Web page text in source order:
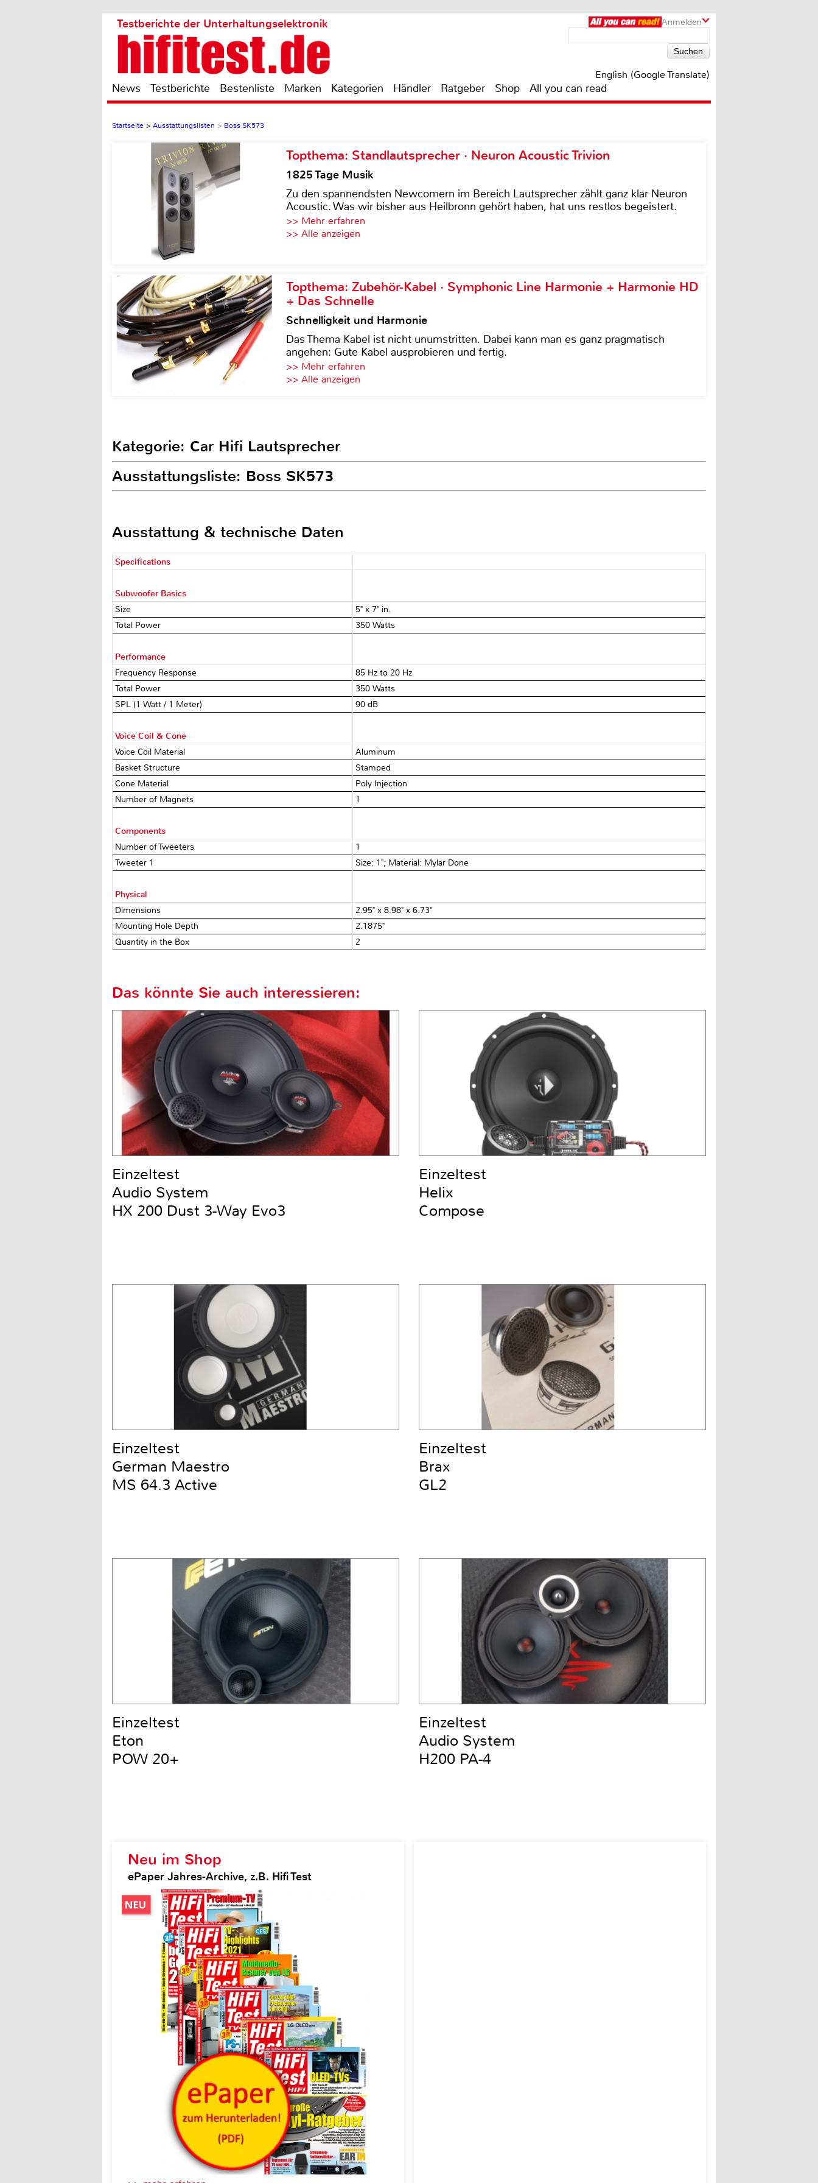
Anmelden
Testberichte der Unterhaltungselektronik
English (Google Translate)
News Testberichte Bestenliste Marken Kategorien Händler Ratgeber Shop All you can read
Startseite > Ausstattungslisten > Boss SK573
Topthema: Standlautsprecher · Neuron Acoustic Trivion
1825 Tage Musik
Zu den spannendsten Newcomern im Bereich Lautsprecher zählt ganz klar Neuron
Acoustic. Was wir bisher aus Heilbronn gehört haben, hat uns restlos begeistert.
>> Mehr erfahren
>> Alle anzeigen
Topthema: Zubehör-Kabel · Symphonic Line Harmonie + Harmonie HD
+ Das Schnelle
Schnelligkeit und Harmonie
Das Thema Kabel ist nicht unumstritten. Dabei kann man es ganz pragmatisch
angehen: Gute Kabel ausprobieren und fertig.
>> Mehr erfahren
>> Alle anzeigen
Kategorie: Car Hifi Lautsprecher
Ausstattungsliste: Boss SK573
Ausstattung & technische Daten
Specifications
Subwoofer Basics
Size
5" x 7" in.
Total Power
350 Watts
Performance
Frequency Response
85 Hz to 20 Hz
Total Power
350 Watts
SPL (1 Watt / 1 Meter)
90 dB
Voice Coil & Cone
Voice Coil Material
Aluminum
Basket Structure
Stamped
Cone Material
Poly Injection
Number of Magnets
1
Components
Number of Tweeters
1
Tweeter 1
Size: 1"; Material: Mylar Done
Physical
Dimensions
2.95" x 8.98" x 6.73"
Mounting Hole Depth
2.1875"
Quantity in the Box
2
Neu im Shop
ePaper Jahres-Archive, z.B. Hifi Test
Das könnte Sie auch interessieren:
Einzeltest
Audio System
HX 200 Dust 3-Way Evo3
Einzeltest
Helix
Compose
Einzeltest
German Maestro
MS 64.3 Active
Einzeltest
Brax
GL2
Einzeltest
Eton
POW 20+
Einzeltest
Audio System
H200 PA-4